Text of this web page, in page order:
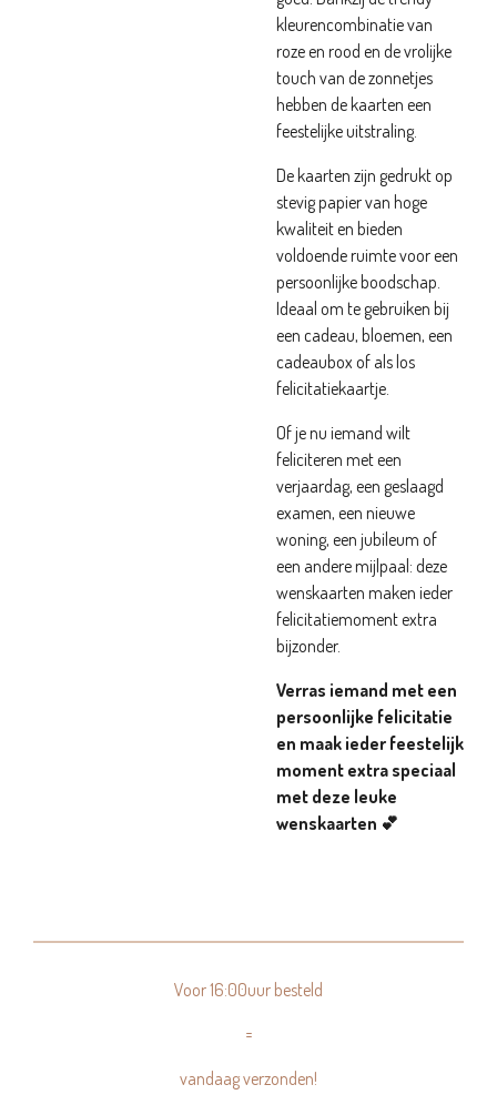
kleurencombinatie van
roze en rood en de vrolijke
touch van de zonnetjes
hebben de kaarten een
feestelijke uitstraling.
De kaarten zijn gedrukt op
stevig papier van hoge
kwaliteit en bieden
voldoende ruimte voor een
persoonlijke boodschap.
Ideaal om te gebruiken bij
een cadeau, bloemen, een
cadeaubox of als los
felicitatiekaartje.
Of je nu iemand wilt
feliciteren met een
verjaardag, een geslaagd
examen, een nieuwe
woning, een jubileum of
een andere mijlpaal: deze
wenskaarten maken ieder
felicitatiemoment extra
bijzonder.
Verras iemand met een
persoonlijke felicitatie
en maak ieder feestelijk
moment extra speciaal
met deze leuke
wenskaarten 💕
Voor 16:00uur besteld
=
vandaag verzonden!